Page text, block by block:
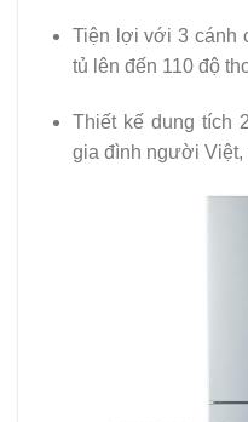
Tiện lợi với 3 cánh
tủ lên đến 110 độ
Thiết kế dung tích
gia đình người Việt,